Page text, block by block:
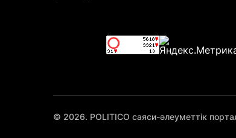
© 2026. POLITICO саяси-әлеуметтік